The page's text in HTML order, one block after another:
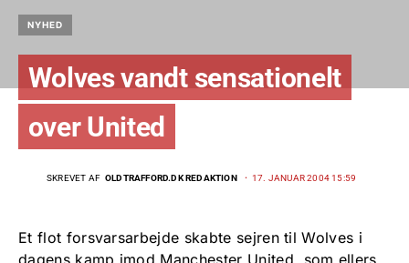
NYHED
Wolves vandt sensationelt
over United
SKREVET AF OLDTRAFFORD.DK REDAKTION 17. JANUAR 2004 15:59
Et flot forsvarsarbejde skabte sejren til Wolves i
dagens kamp imod Manchester United, som ellers